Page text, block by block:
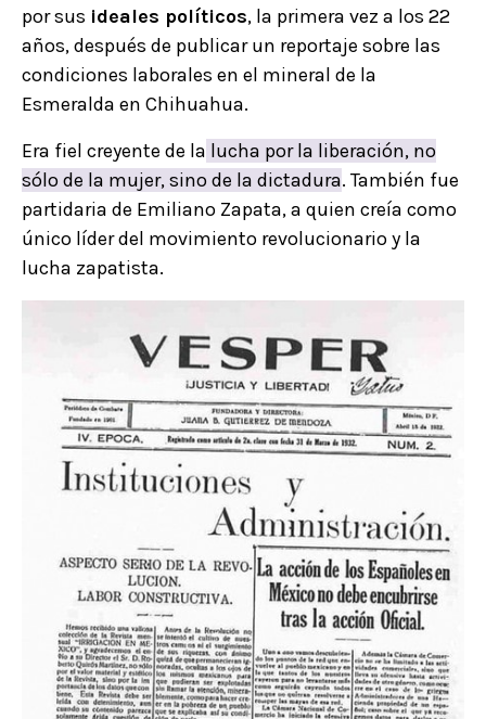
por sus ideales políticos, la primera vez a los 22
años, después de publicar un reportaje sobre las
condiciones laborales en el mineral de la
Esmeralda en Chihuahua.
Era fiel creyente de la lucha por la liberación, no
sólo de la mujer, sino de la dictadura. También fue
partidaria de Emiliano Zapata, a quien creía como
único líder del movimiento revolucionario y la
lucha zapatista.